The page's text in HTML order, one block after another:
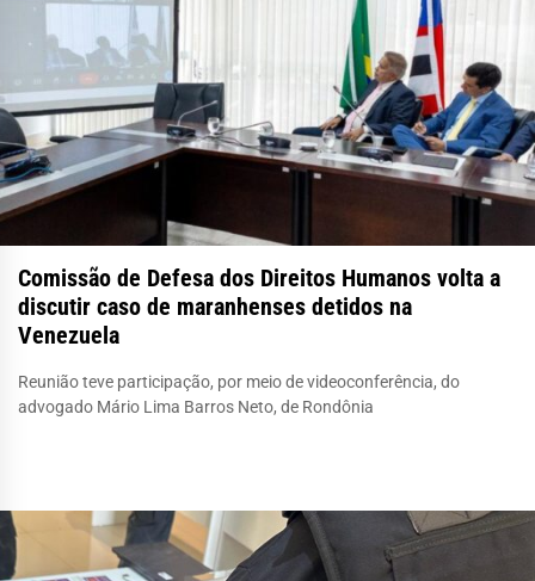
Comissão de Defesa dos Direitos Humanos volta a
discutir caso de maranhenses detidos na
Venezuela
Reunião teve participação, por meio de videoconferência, do
advogado Mário Lima Barros Neto, de Rondônia